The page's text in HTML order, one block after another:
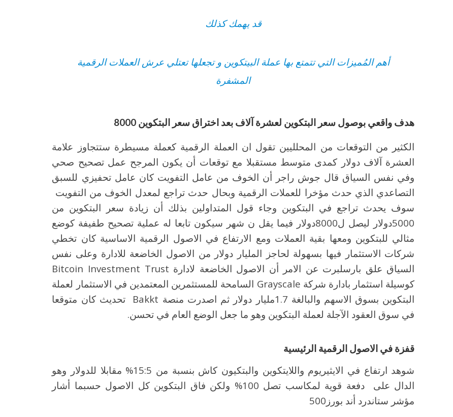
قد يهمك كذلك
أهم المُميزات التي تتمتع بها عملة البيتكوين و تجعلها تعتلي عرش العملات الرقمية
المشفرة
هدف واقعي بوصول سعر البتكوين لعشرة آلاف بعد اختراق سعر البتكوين 8000
الكثير من التوقعات من المحلليين تقول ان العملة الرقمية كعملة مسيطرة ستتجاوز علامة
العشرة آلاف دولار كمدى متوسط مستقبلا مع توقعات أن يكون المرجح عمل تصحيح صحي
وفي نفس السياق قال جوش راجر أن الخوف من عامل التفويت كان عامل تحفيزي للسبق
التصاعدي الذي حدث مؤخرا للعملات الرقمية وبحال حدث تراجع لمعدل الخوف من التفويت
سوف يحدث تراجع في البتكوين وجاء قول المتداولين بذلك أن زيادة سعر البتكوين من
5000دولار ليصل ل8000دولار فيما يقل ن شهر سيكون تابعا له عملية تصحيح طفيفة كوضع
مثالي للبتكوين ومعها بقية العملات ومع الارتفاع في الاصول الرقمية الاساسية كان تخطي
شركات الاستثمار فيها بسهولة لحاجز المليار دولار من الاصول الخاضعة للادارة وعلى نفس
السياق علق بارسلبرت عن الامر أن الاصول الخاضعة لادارة Bitcoin Investment Trust
كوسيلة استثمار بادارة شركة Grayscale السامحة للمستثمرين المعتمدين في الاستثمار لعملة
البتكوين بسوق الاسهم والبالغة 1.7مليار دولار ثم اصدرت منصة Bakkt تحديث كان متوقعا
في سوق العقود الآجلة لعملة البتكوين وهو ما جعل الوضع العام في تحسن.
قفزة في الاصول الرقمية الرئيسية
شوهد ارتفاع في الايثيريوم واللايتكوين والبتكيون كاش بنسبة من 15:5% مقابلا للدولار وهو
الدال على دفعة قوية لمكاسب تصل 100% ولكن فاق البتكوين كل الاصول حسبما أشار
مؤشر ستاندرد أند بورز500